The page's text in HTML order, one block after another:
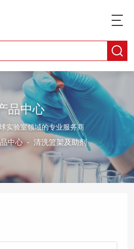
品中心
实验室领域的专业服务商
中心- 清洗篮架及助剂